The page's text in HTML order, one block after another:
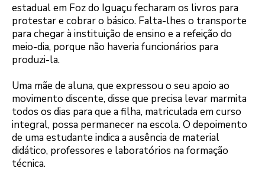
estadual em Foz do Iguaçu fecharam os livros para
protestar e cobrar o básico. Falta-lhes o transporte
para chegar à instituição de ensino e a refeição do
meio-dia, porque não haveria funcionários para
produzi-la.
Uma mãe de aluna, que expressou o seu apoio ao
movimento discente, disse que precisa levar marmita
todos os dias para que a filha, matriculada em curso
integral, possa permanecer na escola. O depoimento
de uma estudante indica a ausência de material
didático, professores e laboratórios na formação
técnica.